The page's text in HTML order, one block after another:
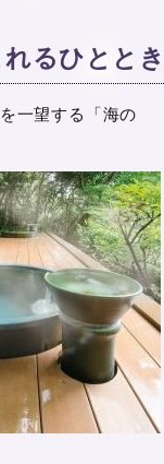
るひととき
一望する「海の